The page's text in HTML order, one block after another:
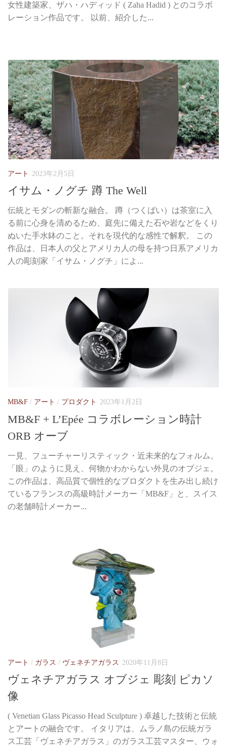
女性建築家、ザハ・ハディッド ( Zaha Hadid ) とのコラボ
レーション作品です。 以前、紹介した...
アート 2023年2月5日
イサム・ノグチ 蹲 The Well
伝統とモダンの斬新な融合。 蹲（つくばい）は茶室に入
る前に心身を清めるため、庭先に備えた石や岩などをくり
ぬいた手水鉢のこと。それを現代的な感性で解釈。 この
作品は、日本人の父とアメリカ人の母を持つ日系アメリカ
人の彫刻家「イサム・ノグチ」によ...
MB&F / アート / プロダクト 2023年1月2日
MB&F + L’Epée コラボレーション時計
ORB オーブ
一見、フューチャーリスティック・近未来的なフォルム。
「眼」のように見え、何物かわからない外見のオブジェ。
この作品は、高品質で個性的なプロダクトを生み出し続け
ているフランスの高級時計メーカー「MB&F」と、スイス
の老舗時計メーカー...
アート / ガラス / ヴェネチアガラス 2020年11月8日
ヴェネチアガラス オブジェ 彫刻 ピカソ
像
( Venetian Glass Picasso Head Sculpture ) 卓越した技術と伝統
とアートの融合です。 イタリアは、ムラノ島の伝統ガラ
ス工芸「ヴェネチアガラス」のガラス工芸マスター、ウォ